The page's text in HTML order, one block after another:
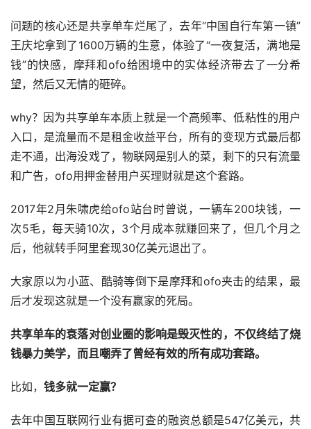
问题的核心还是共享单车烂尾了，去年“中国自行车第一镇”
王庆坨拿到了1600万辆的生意，体验了“一夜复活，满地是
钱”的快感，摩拜和ofo给困境中的实体经济带去了一分希
望，然后又无情的砸碎。
why？因为共享单车本质上就是一个高频率、低粘性的用户
入口，是流量而不是租金收益平台，所有的变现方式最后都
走不通，出海没戏了，物联网是别人的菜，剩下的只有流量
和广告，ofo用押金替用户买理财就是这个套路。
2017年2月朱啸虎给ofo站台时曾说，一辆车200块钱，一
次5毛，每天骑10次，3个月成本就赚回来了，但几个月之
后，他就转手阿里套现30亿美元退出了。
大家原以为小蓝、酷骑等倒下是摩拜和ofo夹击的结果，最
后才发现这就是一个没有赢家的死局。
共享单车的衰落对创业圈的影响是毁灭性的，不仅终结了烧
钱暴力美学，而且嘲弄了曾经有效的所有成功套路。
比如， 钱多就一定赢？
去年中国互联网行业有据可查的融资总额是547亿美元，共